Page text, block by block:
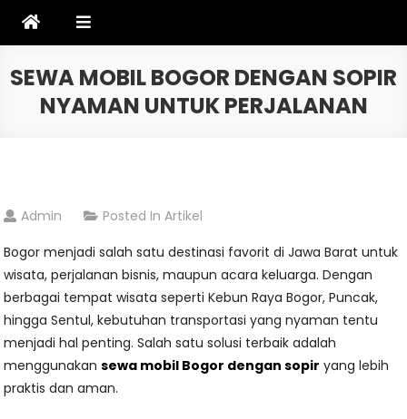
SEWA MOBIL BOGOR DENGAN SOPIR
NYAMAN UNTUK PERJALANAN
Admin Posted InArtikel
Bogor menjadi salah satu destinasi favorit di Jawa Barat untuk
wisata, perjalanan bisnis, maupun acara keluarga. Dengan
berbagai tempat wisata seperti Kebun Raya Bogor, Puncak,
hingga Sentul, kebutuhan transportasi yang nyaman tentu
menjadi hal penting. Salah satu solusi terbaik adalah
menggunakansewa mobil Bogor dengan sopir yang lebih
praktis dan aman.